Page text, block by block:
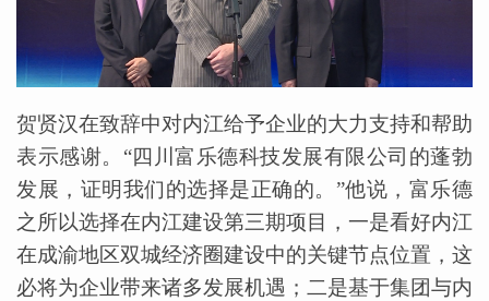
贺贤汉在致辞中对内江给予企业的大力支持和帮助
表示感谢。“四川富乐德科技发展有限公司的蓬勃
发展，证明我们的选择是正确的。”他说，富乐德
之所以选择在内江建设第三期项目，一是看好内江
在成渝地区双城经济圈建设中的关键节点位置，这
必将为企业带来诸多发展机遇；二是基于集团与内